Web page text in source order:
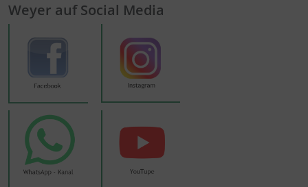
Weyer auf Social Media